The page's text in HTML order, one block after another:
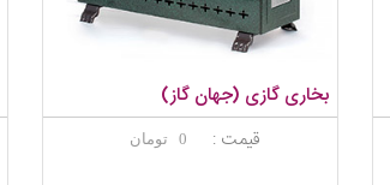
بخاری گازی (جهان گاز)
قیمت : 0 تومان